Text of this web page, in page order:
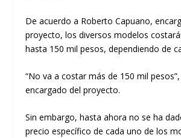
De acuerdo a Roberto Capuano,
proyecto, los diversos modelos
hasta 150 mil pesos, dependiendo de
“No va a costar más de 150 mil
encargado del proyecto.
Sin embargo, hasta ahora no se ha
precio específico de cada uno de los